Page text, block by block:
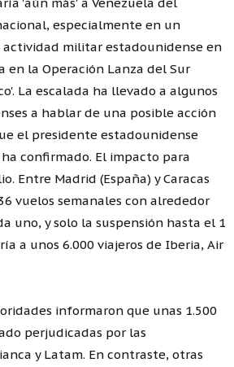
especialmente en un
militar estadounidense en
en la Operación Lanza del Sur
La escalada ha llevado a algunos
a hablar de una posible acción
el presidente estadounidense
confirmado. El impacto para
Entre Madrid (España) y Caracas
vuelos semanales con alrededor
uno, y solo la suspensión hasta el 1
a unos 6.000 viajeros de Iberia, Air
informaron que unas 1.500
perjudicadas por las
y Latam. En contraste, otras